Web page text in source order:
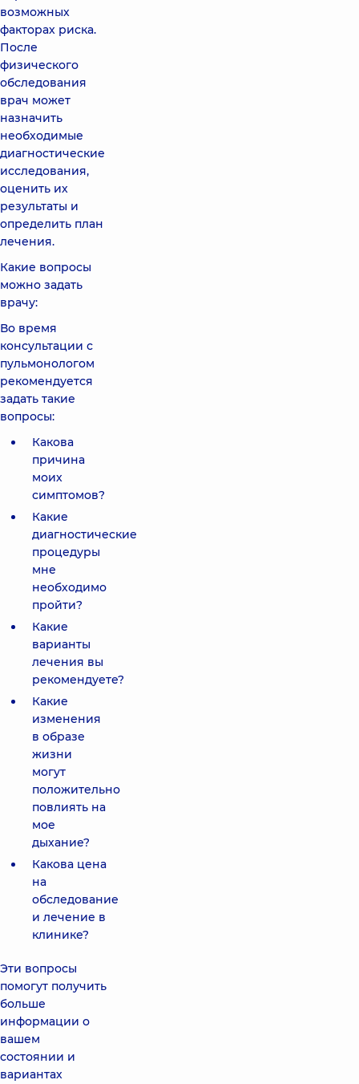
возможных
факторах риска.
После
физического
обследования
врач может
назначить
необходимые
диагностические
исследования,
оценить их
результаты и
определить план
лечения.
Какие вопросы
можно задать
врачу:
Во время
консультации с
пульмонологом
рекомендуется
задать такие
вопросы:
Какова
причина
моих
симптомов?
Какие
диагностические
процедуры
мне
необходимо
пройти?
Какие
варианты
лечения вы
рекомендуете?
Какие
изменения
в образе
жизни
могут
положительно
повлиять на
мое
дыхание?
Какова цена
на
обследование
и лечение в
клинике?
Эти вопросы
помогут получить
больше
информации о
вашем
состоянии и
вариантах